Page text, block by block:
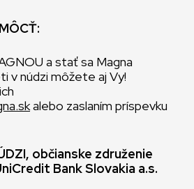
a stať sa Magna
v núdzi môžete aj Vy!
alebo zaslaním príspevku
občianske združenie
Bank Slovakia a.s.